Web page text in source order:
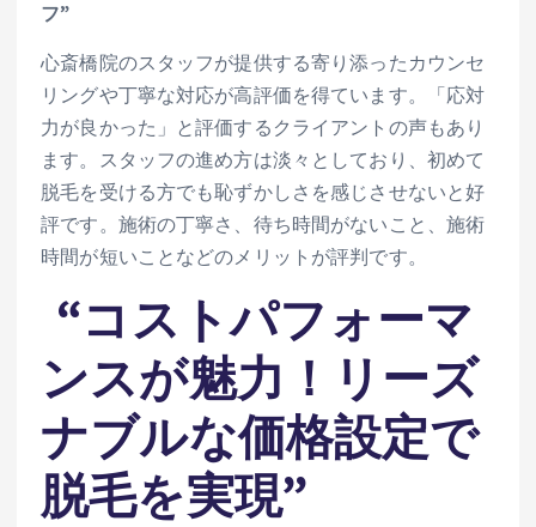
フ”
心斎橋院のスタッフが提供する寄り添ったカウンセ
リングや丁寧な対応が高評価を得ています。「応対
力が良かった」と評価するクライアントの声もあり
ます。スタッフの進め方は淡々としており、初めて
脱毛を受ける方でも恥ずかしさを感じさせないと好
評です。施術の丁寧さ、待ち時間がないこと、施術
時間が短いことなどのメリットが評判です。
“コストパフォーマ
ンスが魅力！リーズ
ナブルな価格設定で
脱毛を実現”